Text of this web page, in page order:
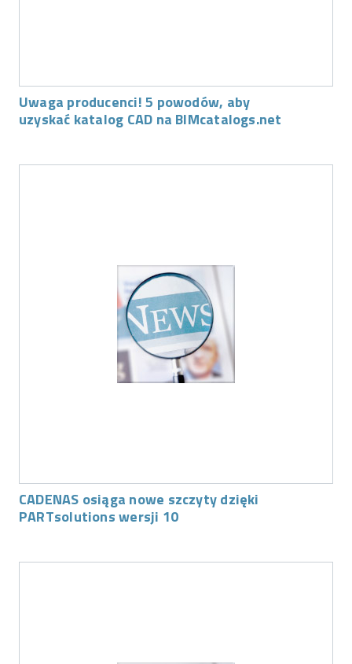
Uwaga producenci! 5 powodów, aby
uzyskać katalog CAD na BIMcatalogs.net
CADENAS osiąga nowe szczyty dzięki
PARTsolutions wersji 10